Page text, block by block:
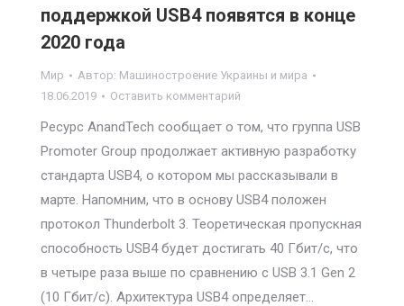
поддержкой USB4 появятся в конце
2020 года
Мир Автор: Машиностроение Украины и мира
18.06.2019
Оставить комментарий
Ресурс AnandTech сообщает о том, что группа USB
Promoter Group продолжает активную разработку
стандарта USB4, о котором мы рассказывали в
марте. Напомним, что в основу USB4 положен
протокол Thunderbolt 3. Теоретическая пропускная
способность USB4 будет достигать 40 Гбит/с, что
в четыре раза выше по сравнению с USB 3.1 Gen 2
(10 Гбит/с). Архитектура USB4 определяет…